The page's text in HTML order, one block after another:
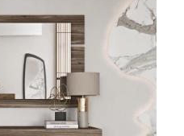
καθάρισμα και των πιο
που μπορεί να
και στο ποδαρικό,
ανιχνευτή
ιδιαίτερη ατμόσφαιρα,
βοήθεια